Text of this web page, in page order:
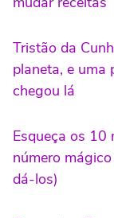
Tristão da
planeta, e uma
chegou lá
Esqueça os 10
número
dá-los)